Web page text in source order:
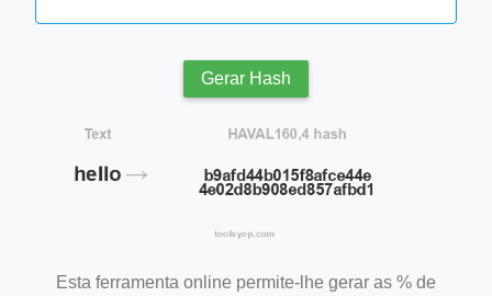
Gerar Hash
Esta ferramenta online permite-lhe gerar as % de